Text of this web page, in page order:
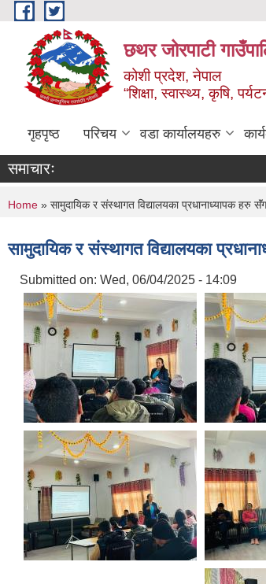
Skip to main content
छथर जोरपाटी
कोशी प्रदेश, नेपाल
“शिक्षा, स्वास्थ्य, कृषि,
गृहपृष्ठ परिचय वडा कार्यालयहरु
समाचारः
You are here
Home » सामुदायिक र संस्थागत विद्यालयका प्रधानाध्यापक
सामुदायिक र संस्थागत विद्यालयका
Submitted on: Wed, 06/04/2025 - 14:09